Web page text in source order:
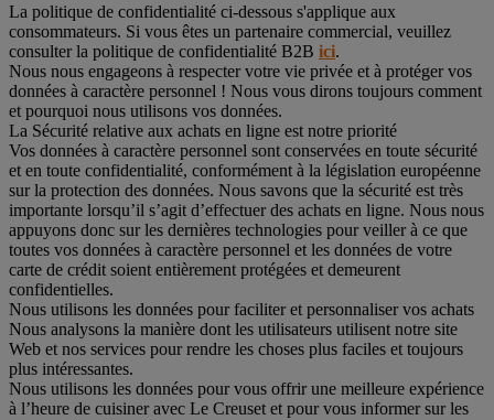
La politique de confidentialité ci-dessous s'applique aux
consommateurs. Si vous êtes un partenaire commercial, veuillez
consulter la politique de confidentialité B2B ici.
Nous nous engageons à respecter votre vie privée et à protéger vos
données à caractère personnel ! Nous vous dirons toujours comment
et pourquoi nous utilisons vos données.
La Sécurité relative aux achats en ligne est notre priorité
Vos données à caractère personnel sont conservées en toute sécurité
et en toute confidentialité, conformément à la législation européenne
sur la protection des données. Nous savons que la sécurité est très
importante lorsqu’il s’agit d’effectuer des achats en ligne. Nous nous
appuyons donc sur les dernières technologies pour veiller à ce que
toutes vos données à caractère personnel et les données de votre
carte de crédit soient entièrement protégées et demeurent
confidentielles.
Nous utilisons les données pour faciliter et personnaliser vos achats
Nous analysons la manière dont les utilisateurs utilisent notre site
Web et nos services pour rendre les choses plus faciles et toujours
plus intéressantes.
Nous utilisons les données pour vous offrir une meilleure expérience
à l’heure de cuisiner avec Le Creuset et pour vous informer sur les